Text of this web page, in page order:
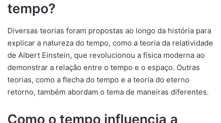
tempo?
Diversas teorias foram propostas ao longo da história para
explicar a natureza do tempo, como a teoria da relatividade
de Albert Einstein, que revolucionou a física moderna ao
demonstrar a relação entre o tempo e o espaço. Outras
teorias, como a flecha do tempo e a teoria do eterno
retorno, também abordam o tema de maneiras diferentes.
Como o tempo influencia a